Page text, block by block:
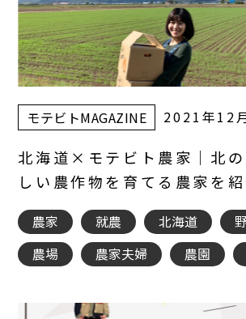
モテビトMAGAZINE 2021年12
北海道×モテビト農家｜北
しい農作物を育てる農家を
農家 就農 北海道
農場
農家夫婦 農園